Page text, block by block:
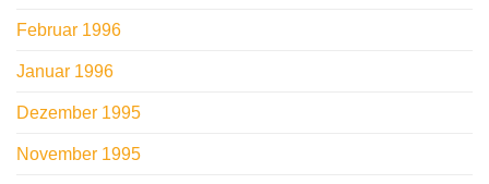
Februar 1996
Januar 1996
Dezember 1995
November 1995